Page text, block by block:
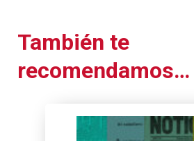
También te
recomendamos…